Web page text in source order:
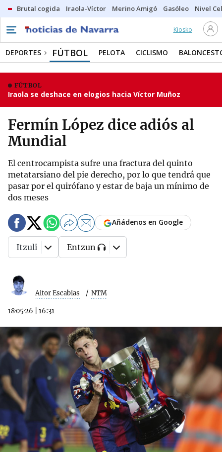
Brutal cogida Iraola-Víctor Merino Amigó Gasóleo Nivel
Kiosko
DEPORTES FÚTBOL PELOTA CICLISMO
FÚTBOL
Iraola se deshace en elogios hacia Víctor Muñoz
Fermín López dice adiós al
Mundial
El centrocampista sufre una fractura del quinto
metatarsiano del pie derecho, por lo que tendrá que
pasar por el quirófano y estar de baja un mínimo de
dos meses
Aitor Escabias NTM
18·05·26 16:31
Añádenos en Google
Itzuli Entzun